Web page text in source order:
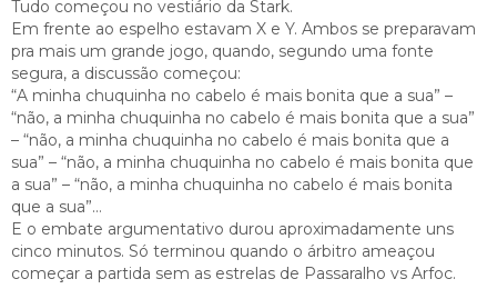
Tudo começou no vestiário da Stark.
Em frente ao espelho estavam X e Y. Ambos se preparavam
pra mais um grande jogo, quando, segundo uma fonte
segura, a discussão começou:
“A minha chuquinha no cabelo é mais bonita que a sua” –
“não, a minha chuquinha no cabelo é mais bonita que a sua”
– “não, a minha chuquinha no cabelo é mais bonita que a
sua” – “não, a minha chuquinha no cabelo é mais bonita que
a sua” – “não, a minha chuquinha no cabelo é mais bonita
que a sua”…
E o embate argumentativo durou aproximadamente uns
cinco minutos. Só terminou quando o árbitro ameaçou
começar a partida sem as estrelas de Passaralho vs Arfoc.